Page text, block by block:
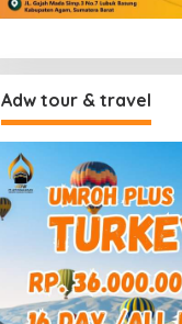
Adw tour & travel